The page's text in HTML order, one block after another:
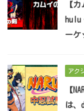
【
hulu
ーケ
アク
【
は、